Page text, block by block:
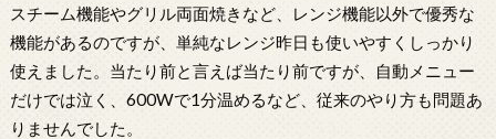
スチーム機能やグリル両面焼きなど、レンジ機能以外で優秀な
機能があるのですが、単純なレンジ昨日も使いやすくしっかり
使えました。当たり前と言えば当たり前ですが、自動メニュー
だけでは泣く、600Wで1分温めるなど、従来のやり方も問題あ
りませんでした。